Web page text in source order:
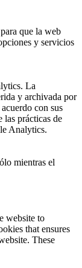
que la web
y servicios
La
y archivada por
con sus
las prácticas de
Analytics.
mientras el
website to
that ensures
These